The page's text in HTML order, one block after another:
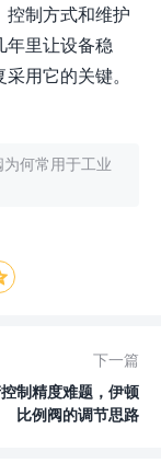
控制方式和维护
年里让设备稳
用它的关键。
何常用于工业
下一篇
制精度难题，伊顿
比例阀的调节思路